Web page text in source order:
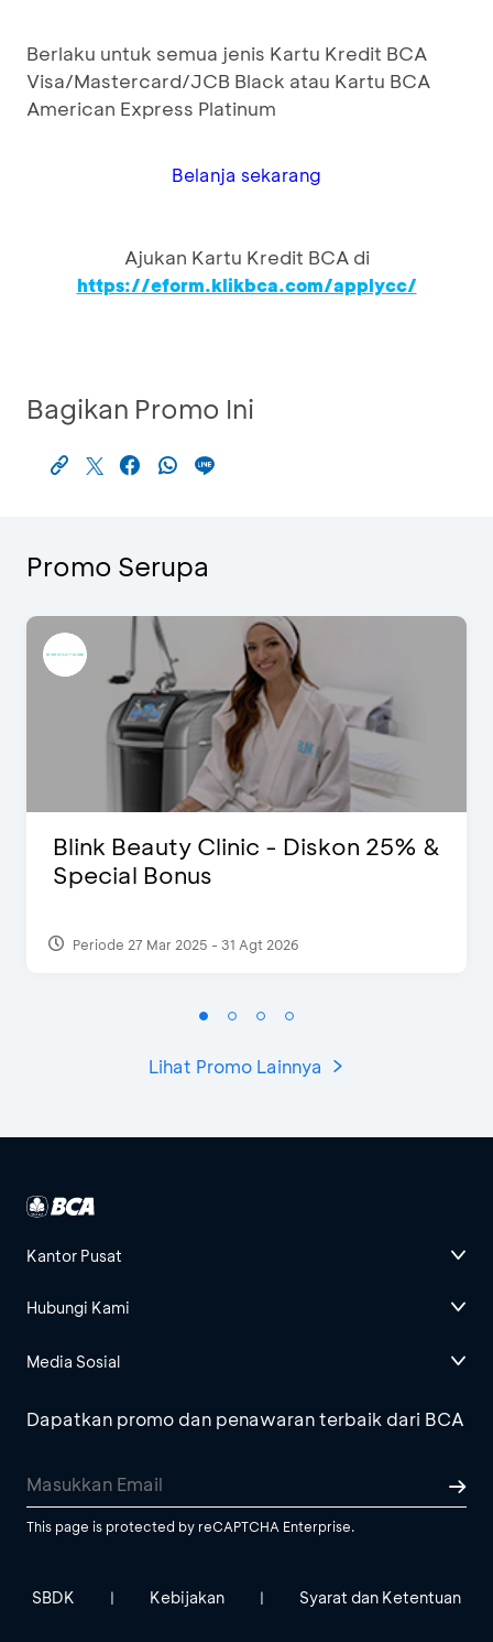
Berlaku untuk semua jenis Kartu Kredit BCA
Visa/Mastercard/JCB Black atau Kartu BCA
American Express Platinum
Belanja sekarang
Ajukan Kartu Kredit BCA di
https://eform.klikbca.com/applycc/
Bagikan Promo Ini
Promo Serupa
Blink Beauty Clinic - Diskon 25% &
Special Bonus
Periode 27 Mar 2025 - 31 Agt 2026
Lihat Promo Lainnya
Kantor Pusat
Hubungi Kami
Media Sosial
Dapatkan promo dan penawaran terbaik dari BCA
This page is protected by reCAPTCHA Enterprise.
SBDK | Kebijakan | Syarat dan Ketentuan